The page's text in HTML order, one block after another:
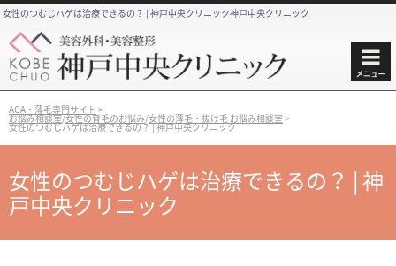
女性のつむじハゲは治療できるの？ | 神戸中央クリニック神戸中央クリニック
AGA・薄毛専門サイト >
お悩み相談室/女性の育毛のお悩み/女性の薄毛・抜け毛 お悩み相談室>
女性のつむじハゲは治療できるの？ | 神戸中央クリニック
女性のつむじハゲは治療できるの？ | 神
戸中央クリニック